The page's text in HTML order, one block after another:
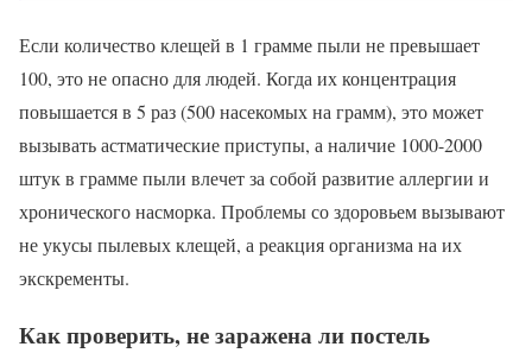
Если количество клещей в 1 грамме пыли не превышает
100, это не опасно для людей. Когда их концентрация
повышается в 5 раз (500 насекомых на грамм), это может
вызывать астматические приступы, а наличие 1000-2000
штук в грамме пыли влечет за собой развитие аллергии и
хронического насморка. Проблемы со здоровьем вызывают
не укусы пылевых клещей, а реакция организма на их
экскременты.
Как проверить, не заражена ли постель